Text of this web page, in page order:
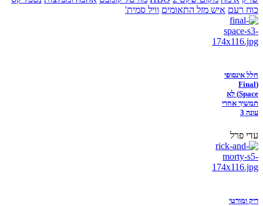
כוח רעם איש מזל התאומים וויל סמית'
חלל אינסופי
(Final
Space) לא
תמשיך אחרי
עונה 3
עדי פרל
ריק ומורטי